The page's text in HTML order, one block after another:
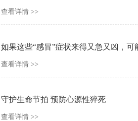
查看详情 >>
如果这些“感冒”症状来得又急又凶，
查看详情 >>
守护生命节拍 预防心源性猝死
查看详情 >>